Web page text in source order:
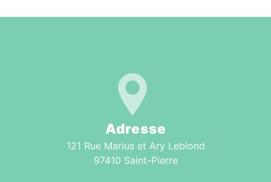
Adresse
121 Rue Marius et Ary Leblond
97410 Saint-Pierre